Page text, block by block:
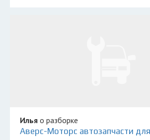
Илья о разборке
Аверс-Моторс автозапчасти